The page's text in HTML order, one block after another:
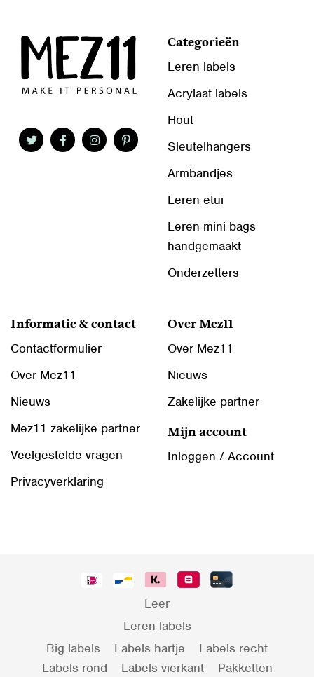
Categorieën
Leren labels
Acrylaat labels
Hout
Sleutelhangers
Armbandjes
Leren etui
Leren mini bags
handgemaakt
Onderzetters
Informatie & contact
Contactformulier
Over Mez11
Nieuws
Mez11 zakelijke partner
Veelgestelde vragen
Privacyverklaring
Over Mez11
Over Mez11
Nieuws
Zakelijke partner
Mijn account
Inloggen / Account
Leer
Leren labels
Big labels
Labels hartje
Labels recht
Labels rond
Labels vierkant
Pakketten